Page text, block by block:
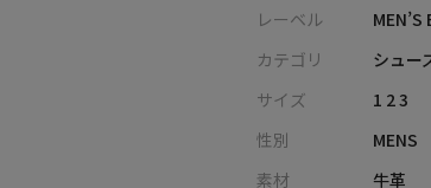
レーベル
MEN’S
カテゴリ
シュー
サイズ
1 2 3
性別
MENS
素材
牛革